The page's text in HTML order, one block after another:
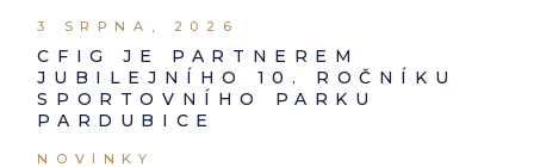
3 SRPNA, 2026
CFIG JE PARTNEREM
JUBILEJNÍHO 10. ROČNÍKU
SPORTOVNÍHO PARKU
PARDUBICE
NOVINKY